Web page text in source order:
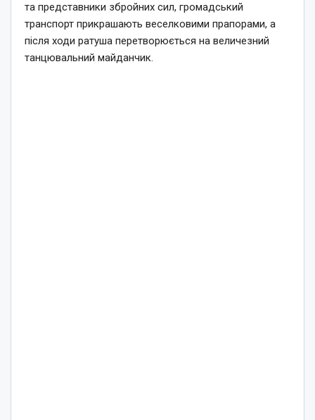
та представники збройних сил, громадський
транспорт прикрашають веселковими прапорами, а
після ходи ратуша перетворюється на величезний
танцювальний майданчик.